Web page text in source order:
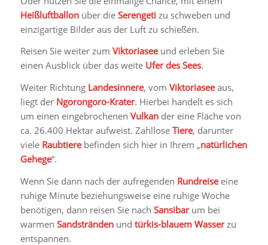
Heißluftballonüber die Serengetizu schweben und
einzigartige Bilder aus der Luft zu schießen.
Reisen Sie weiter zum Viktoriaseeund erleben Sie
einen Ausblick über das weite Ufer des Sees.
Weiter Richtung Landesinnere, vom Viktoriaseeaus,
liegt der Ngorongoro-Krater. Hierbei handelt es sich
um einen eingebrochenen Vulkander eine Fläche von
ca. 26.400 Hektar aufweist. Zahllose Tiere, darunter
viele Raubtierebefinden sich hier in Ihrem „natürlichen
Gehege“.
Wenn Sie dann nach der aufregenden Rundreiseeine
ruhige Minute beziehungsweise eine ruhige Woche
benötigen, dann reisen Sie nach Sansibarum bei
warmen Sandsträndenund türkis-blauem Wasserzu
entspannen.